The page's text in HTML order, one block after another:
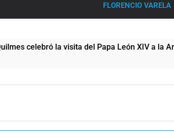
FLORENCIO VARELA
del Papa León XIV a la Argentina